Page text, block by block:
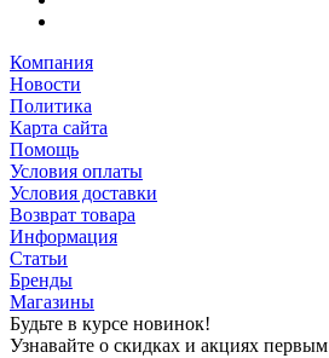
Компания
Новости
Политика
Карта сайта
Помощь
Условия оплаты
Условия доставки
Возврат товара
Информация
Статьи
Бренды
Магазины
Будьте в курсе новинок!
Узнавайте о скидках и акциях первым